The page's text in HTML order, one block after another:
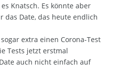
Knatsch. Es könnte aber
das Date, das heute endlich
extra einen Corona-Test
Tests jetzt erstmal
auch nicht einfach auf